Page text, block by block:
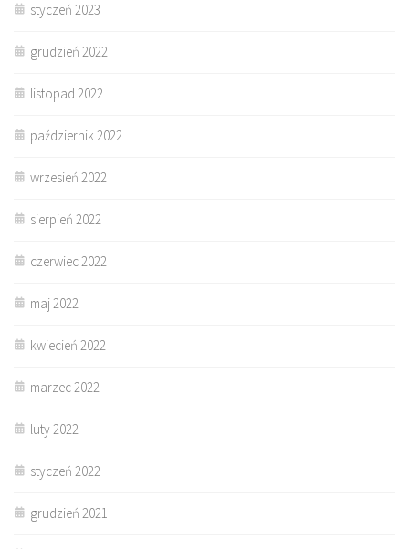
styczeń 2023
grudzień 2022
listopad 2022
październik 2022
wrzesień 2022
sierpień 2022
czerwiec 2022
maj 2022
kwiecień 2022
marzec 2022
luty 2022
styczeń 2022
grudzień 2021